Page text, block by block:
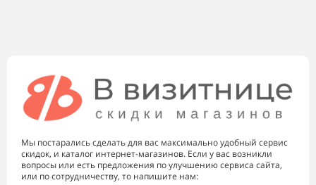
Мы постарались сделать для вас максимально удобный сервис
скидок, и каталог интернет-магазинов. Если у вас возникли
вопросы или есть предложения по улучшению сервиса сайта,
или по сотрудничеству, то напишите нам: